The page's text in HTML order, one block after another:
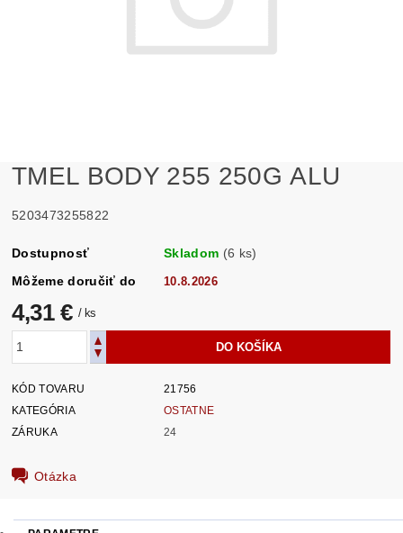
TMEL BODY 255 250G ALU
5203473255822
Dostupnosť Skladom (6 ks)
Môžeme doručiť do
10.8.2026
4,31 € / ks
KÓD TOVARU
21756
KATEGÓRIA
OSTATNE
ZÁRUKA
24
Otázka